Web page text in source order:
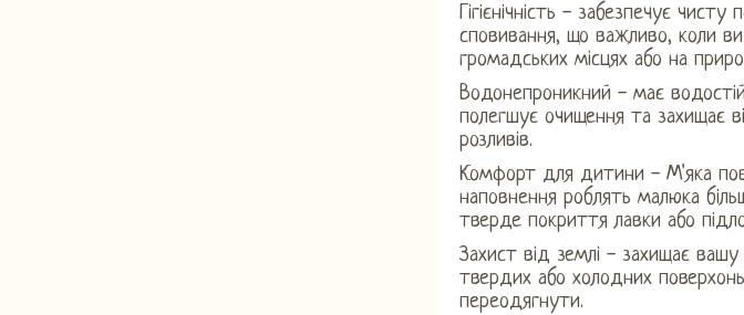
Гігієнічність - забезпечує
сповивання, що важливо, коли
громадських місцях або на
Водонепроникний - має
полегшує очищення та захищає
розливів.
Комфорт для дитини - М'яка
наповнення роблять малюка
тверде покриття лавки або
Захист від землі - захищає
твердих або холодних
переодягнути.